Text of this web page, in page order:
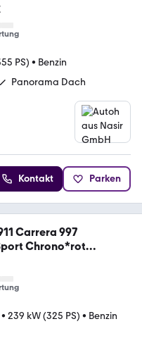
PS) • Benzin
Panorama Dach
Kontakt Parken
Carrera 997
Chrono*rot
• 239 kW (325 PS) • Benzin